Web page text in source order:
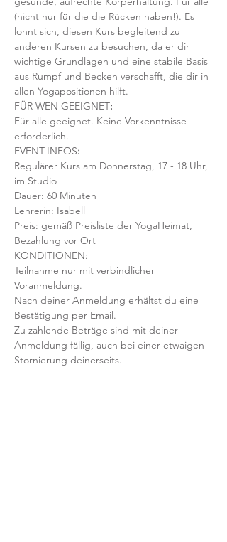
(nicht nur für die die Rücken haben!). Es
lohnt sich, diesen Kurs begleitend zu
anderen Kursen zu besuchen, da er dir
wichtige Grundlagen und eine stabile Basis
aus Rumpf und Becken verschafft, die dir in
allen Yogapositionen hilft.
FÜR WEN GEEIGNET:
Für alle geeignet. Keine Vorkenntnisse
erforderlich.
EVENT-INFOS:
Regulärer Kurs am Donnerstag, 17 - 18 Uhr,
im Studio
Dauer: 60 Minuten
Lehrerin: Isabell
Preis: gemäß Preisliste der YogaHeimat,
Bezahlung vor Ort
KONDITIONEN:
Teilnahme nur mit verbindlicher
Voranmeldung.
Nach deiner Anmeldung erhältst du eine
Bestätigung per Email.
Zu zahlende Beträge sind mit deiner
Anmeldung fällig, auch bei einer etwaigen
Stornierung deinerseits.